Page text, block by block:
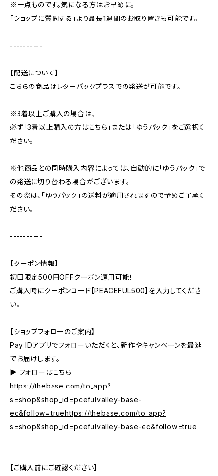
※一点ものです。気になる方はお早めに。
「ショップに質問する」より最長1週間のお取り置きも可能です。
----------
【配送について】
こちらの商品はレターパックプラスでの発送が可能です。
※3着以上ご購入の場合は、
必ず「3着以上購入の方はこちら」または「ゆうパック」をご選択く
ださい。
※他商品との同時購入内容によっては、自動的に「ゆうパック」で
の発送に切り替わる場合がございます。
その際は、「ゆうパック」の送料が適用されますので予めご了承く
ださい。
----------
【クーポン情報】
初回限定500円OFFクーポン適用可能！
ご購入時にクーポンコード【PEACEFUL500】を入力してくださ
い。
【ショップフォローのご案内】
Pay IDアプリでフォローいただくと、新作やキャンペーンを最速
でお届けします。
▶︎ フォローはこちら
https://thebase.com/to_app?
s=shop&shop_id=pcefulvalley-base-
ec&follow=truehttps://thebase.com/to_app?
s=shop&shop_id=pcefulvalley-base-ec&follow=true
----------
【ご購入前にご確認ください】